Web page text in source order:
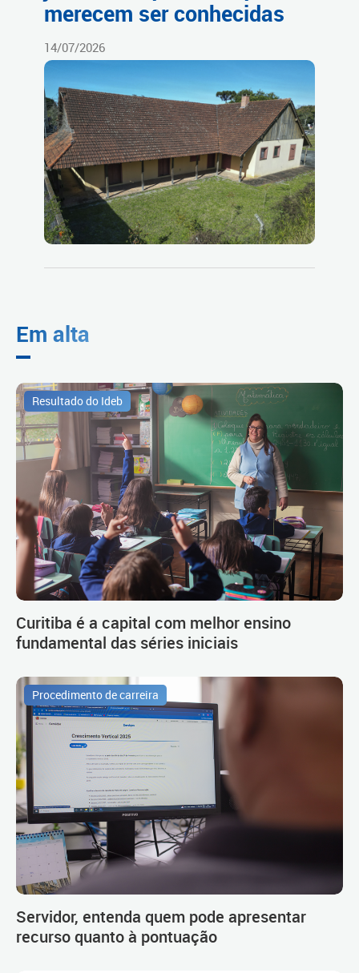
merecem ser conhecidas
14/07/2026
Em alta
Resultado do Ideb
Curitiba é a capital com melhor ensino
fundamental das séries iniciais
Procedimento de carreira
Servidor, entenda quem pode apresentar
recurso quanto à pontuação